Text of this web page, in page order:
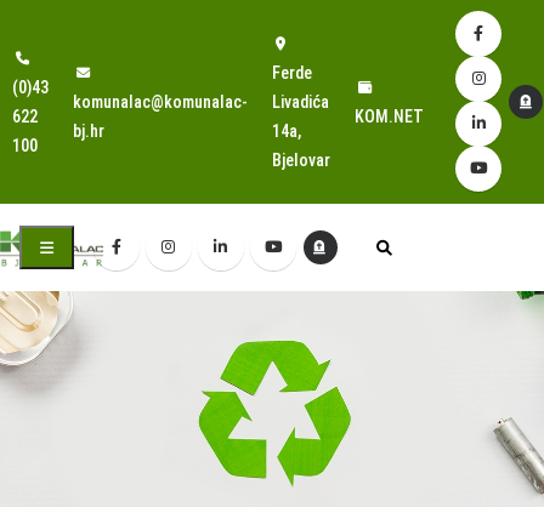
(0)43
622
100
komunalac@komunalac-
bj.hr
Ferde
Livadića
14a,
Bjelovar
KOM.NET